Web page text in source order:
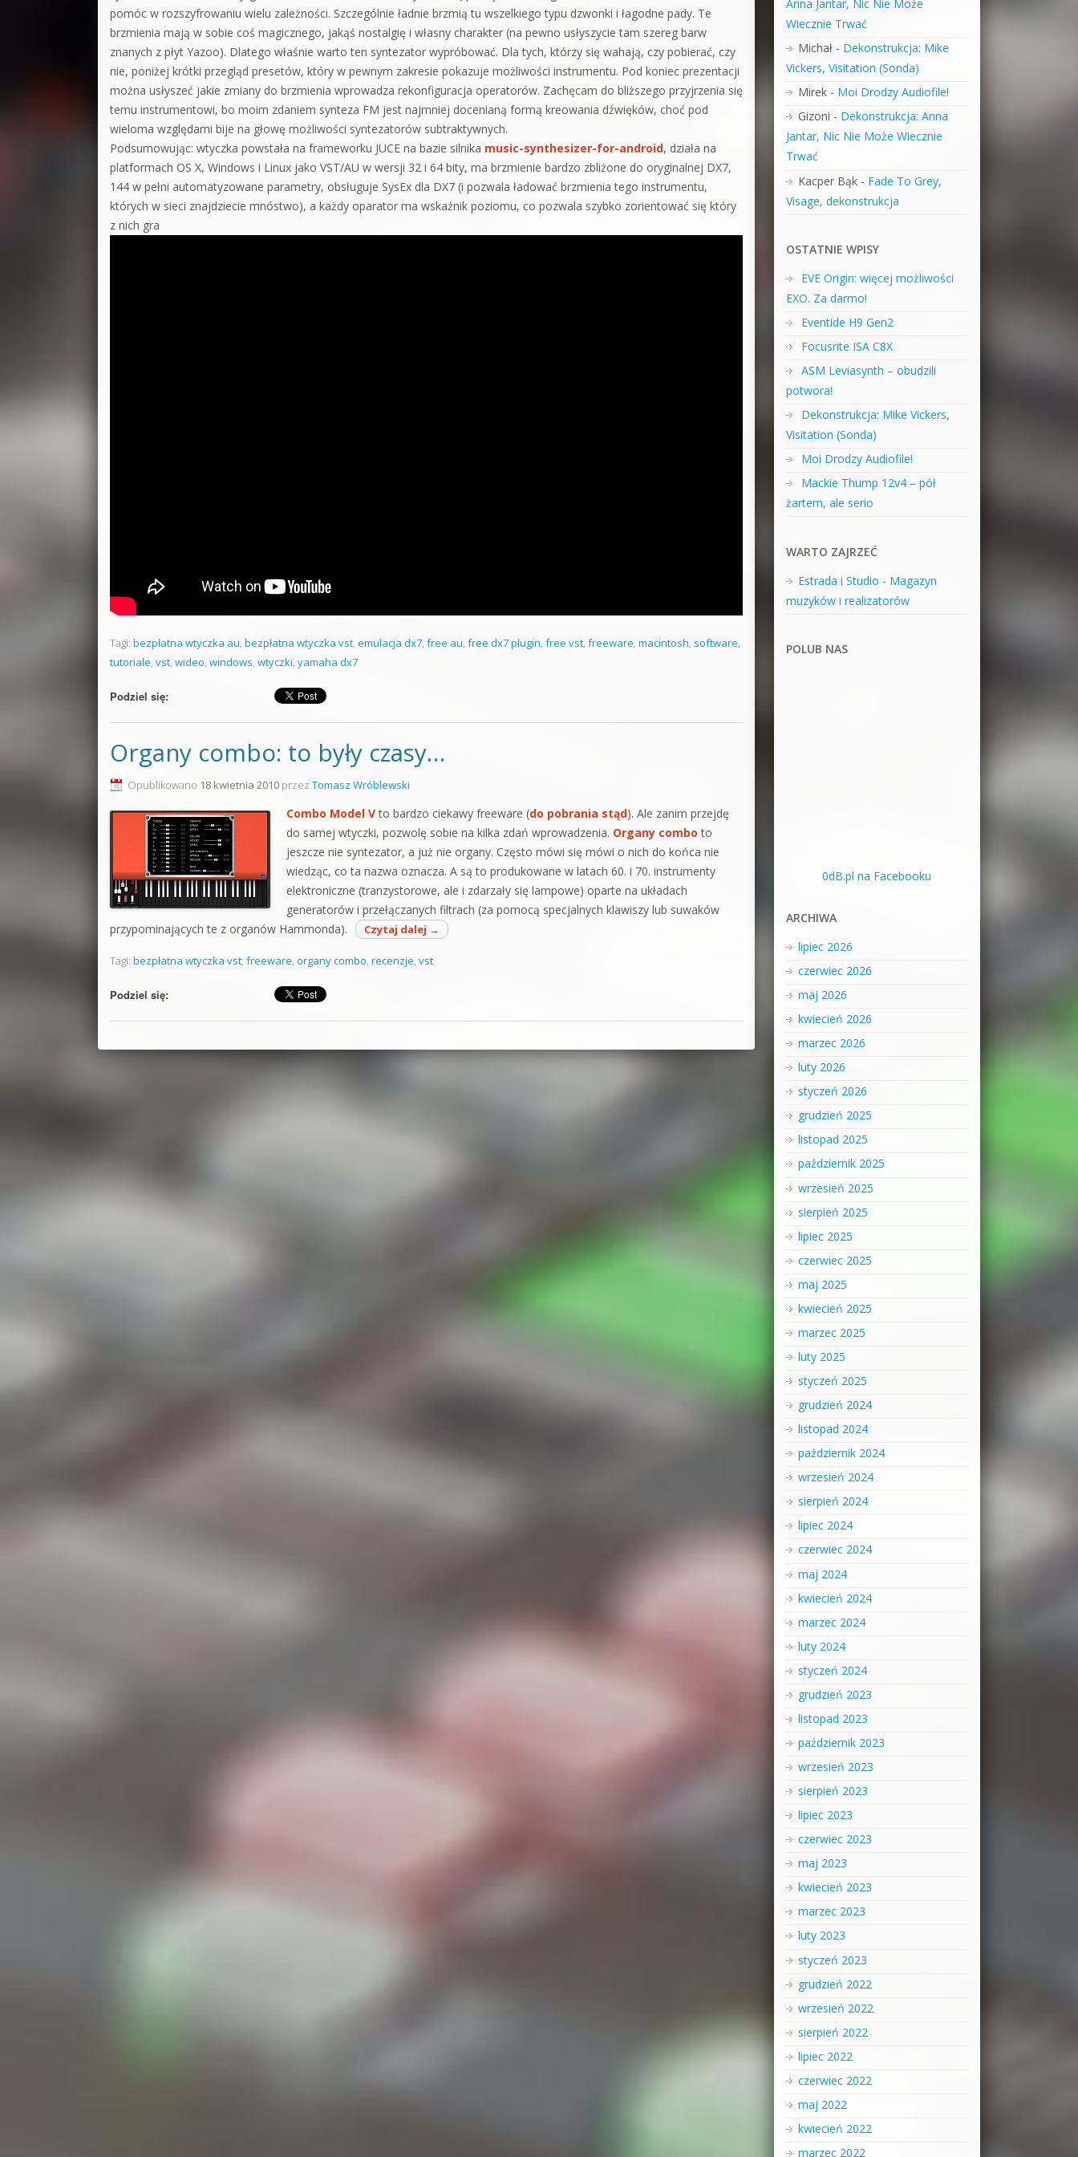
pomóc w rozszyfrowaniu wielu zależności. Szczególnie ładnie brzmią tu wszelkiego typu dzwonki i łagodne pady. Te
brzmienia mają w sobie coś magicznego, jakąś nostalgię i własny charakter (na pewno usłyszycie tam szereg barw
znanych z płyt Yazoo). Dlatego właśnie warto ten syntezator wypróbować. Dla tych, którzy się wahają, czy pobierać, czy
nie, poniżej krótki przegląd presetów, który w pewnym zakresie pokazuje możliwości instrumentu. Pod koniec prezentacji
można usłyszeć jakie zmiany do brzmienia wprowadza rekonfiguracja operatorów. Zachęcam do bliższego przyjrzenia się
temu instrumentowi, bo moim zdaniem synteza FM jest najmniej docenianą formą kreowania dźwięków, choć pod
wieloma względami bije na głowę możliwości syntezatorów subtraktywnych.
Podsumowując: wtyczka powstała na frameworku JUCE na bazie silnika music-synthesizer-for-android, działa na
platformach OS X, Windows i Linux jako VST/AU w wersji 32 i 64 bity, ma brzmienie bardzo zbliżone do oryginalnej DX7,
144 w pełni automatyzowane parametry, obsługuje SysEx dla DX7 (i pozwala ładować brzmienia tego instrumentu,
których w sieci znajdziecie mnóstwo), a każdy oparator ma wskaźnik poziomu, co pozwala szybko zorientować się który
z nich gra
Tagi: bezpłatna wtyczka au, bezpłatna wtyczka vst, emulacja dx7, free au, free dx7 plugin, free vst, freeware, macintosh, software,
tutoriale, vst, wideo, windows, wtyczki, yamaha dx7
Podziel się:
Organy combo: to były czasy…
Opublikowano 18 kwietnia 2010 przez Tomasz Wróblewski
Combo Model Vto bardzo ciekawy freeware (do pobrania stąd). Ale zanim przejdę
do samej wtyczki, pozwolę sobie na kilka zdań wprowadzenia. Organy combo to
jeszcze nie syntezator, a już nie organy. Często mówi się mówi o nich do końca nie
wiedząc, co ta nazwa oznacza. A są to produkowane w latach 60. i 70. instrumenty
elektroniczne (tranzystorowe, ale i zdarzały się lampowe) oparte na układach
generatorów i przełączanych filtrach (za pomocą specjalnych klawiszy lub suwaków
przypominających te z organów Hammonda).
Czytaj dalej →
Tagi: bezpłatna wtyczka vst, freeware, organy combo, recenzje, vst
Podziel się:
Anna Jantar, Nic Nie Może
Wiecznie Trwać
Michał- Dekonstrukcja: Mike
Vickers, Visitation (Sonda)
Mirek- Moi Drodzy Audiofile!
Gizoni - Dekonstrukcja: Anna
Jantar, Nic Nie Może Wiecznie
Trwać
Kacper Bąk- Fade To Grey,
Visage, dekonstrukcja
OSTATNIE WPISY
EVE Origin: więcej możliwości
EXO. Za darmo!
Eventide H9 Gen2
Focusrite ISA C8X
ASM Leviasynth – obudzili
potwora!
Dekonstrukcja: Mike Vickers,
Visitation (Sonda)
Moi Drodzy Audiofile!
Mackie Thump 12v4 – pół
żartem, ale serio
WARTO ZAJRZEĆ
Estrada i Studio - Magazyn
muzyków i realizatorów
POLUB NAS
0dB.pl na Facebooku
ARCHIWA
lipiec 2026
czerwiec 2026
maj 2026
kwiecień 2026
marzec 2026
luty 2026
styczeń 2026
grudzień 2025
listopad 2025
październik 2025
wrzesień 2025
sierpień 2025
lipiec 2025
czerwiec 2025
maj 2025
kwiecień 2025
marzec 2025
luty 2025
styczeń 2025
grudzień 2024
listopad 2024
październik 2024
wrzesień 2024
sierpień 2024
lipiec 2024
czerwiec 2024
maj 2024
kwiecień 2024
marzec 2024
luty 2024
styczeń 2024
grudzień 2023
listopad 2023
październik 2023
wrzesień 2023
sierpień 2023
lipiec 2023
czerwiec 2023
maj 2023
kwiecień 2023
marzec 2023
luty 2023
styczeń 2023
grudzień 2022
wrzesień 2022
sierpień 2022
lipiec 2022
czerwiec 2022
maj 2022
kwiecień 2022
marzec 2022